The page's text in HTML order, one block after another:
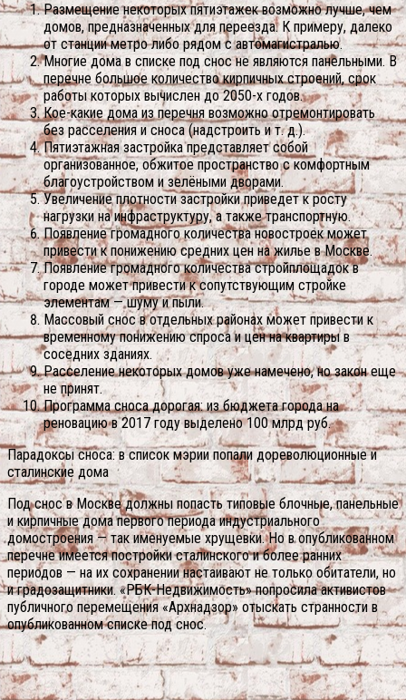
Размещение некоторых пятиэтажек возможно лучше, чем
домов, предназначенных для переезда. К примеру, далеко
от станции метро либо рядом с автомагистралью.
Многие дома в списке под снос не являются панельными. В
перечне большое количество кирпичных строений, срок
работы которых вычислен до 2050-х годов.
Кое-какие дома из перечня возможно отремонтировать
без расселения и сноса (надстроить и т. д.).
Пятиэтажная застройка представляет собой
организованное, обжитое пространство с комфортным
благоустройством и зелёными дворами.
Увеличение плотности застройки приведет к росту
нагрузки на инфраструктуру, а также транспортную.
Появление громадного количества новостроек может
привести к понижению средних цен на жилье в Москве.
Появление громадного количества стройплощадок в
городе может привести к сопутствующим стройке
элементам — шуму и пыли.
Массовый снос в отдельных районах может привести к
временному понижению спроса и цен на квартиры в
соседних зданиях.
Расселение некоторых домов уже намечено, но закон еще
не принят.
Программа сноса дорогая: из бюджета города на
реновацию в 2017 году выделено 100 млрд руб.
Парадоксы сноса: в список мэрии попали дореволюционные и
сталинские дома
Под снос в Москве должны попасть типовые блочные, панельные
и кирпичные дома первого периода индустриального
домостроения — так именуемые хрущевки. Но в опубликованном
перечне имеется постройки сталинского и более ранних
периодов — на их сохранении настаивают не только обитатели, но
и градозащитники. «РБК-Недвижимость» попросила активистов
публичного перемещения «Архнадзор» отыскать странности в
опубликованном списке под снос.